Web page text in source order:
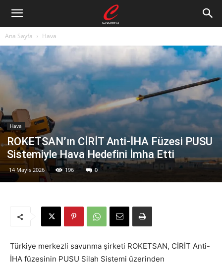
Ana Sayfa Hava
Hava
ROKETSAN’ın CİRİT Anti-İHA Füzesi PUSU
Sistemiyle Hava Hedefini İmha Etti
14 Mayıs 2026 196 0
Türkiye merkezli savunma şirketi ROKETSAN, CİRİT Anti-
İHA füzesinin PUSU Silah Sistemi üzerinden